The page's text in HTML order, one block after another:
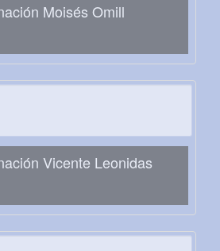
Moisés Omill
Vicente Leonidas